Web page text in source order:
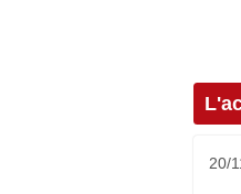
20/